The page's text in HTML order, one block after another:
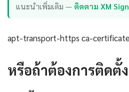
แนะนำเพิ่มเติม — ติดตาม XM
apt-transport-https ca-
หรือถ้าต้องการติดตั้